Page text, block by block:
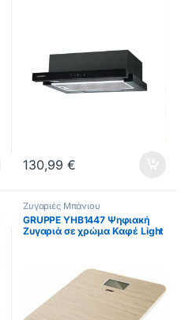
130,99€
Ζυγαριές Μπάνιου
GRUPPE YHB1447 Ψηφιακή
Ζυγαριά σε χρώμα Καφέ Light